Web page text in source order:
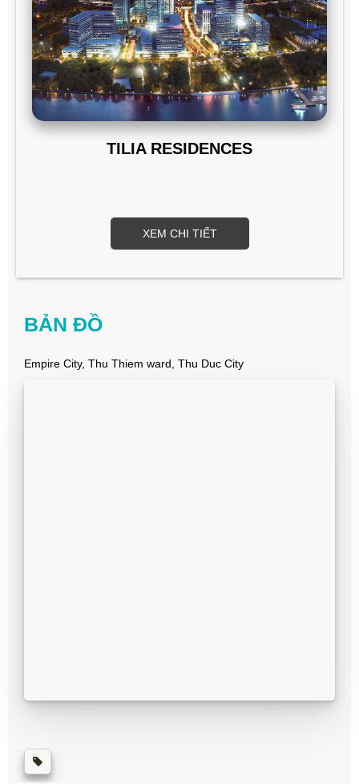
TILIA RESIDENCES
XEM CHI TIẾT
BẢN ĐỒ
Empire City, Thu Thiem ward, Thu Duc City